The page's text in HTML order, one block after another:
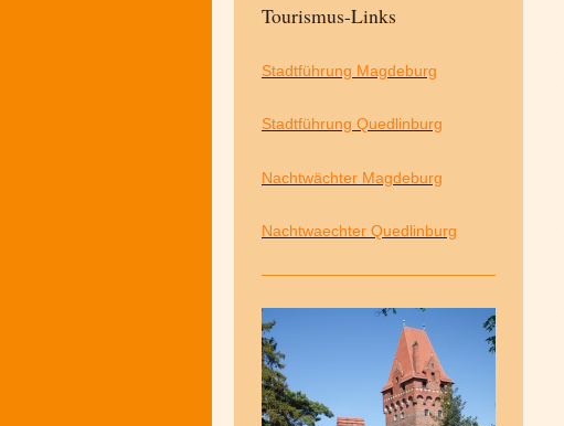
Tourismus-Links
Stadtführung Magdeburg
Stadtführung Quedlinburg
Nachtwächter Magdeburg
Nachtwaechter Quedlinburg